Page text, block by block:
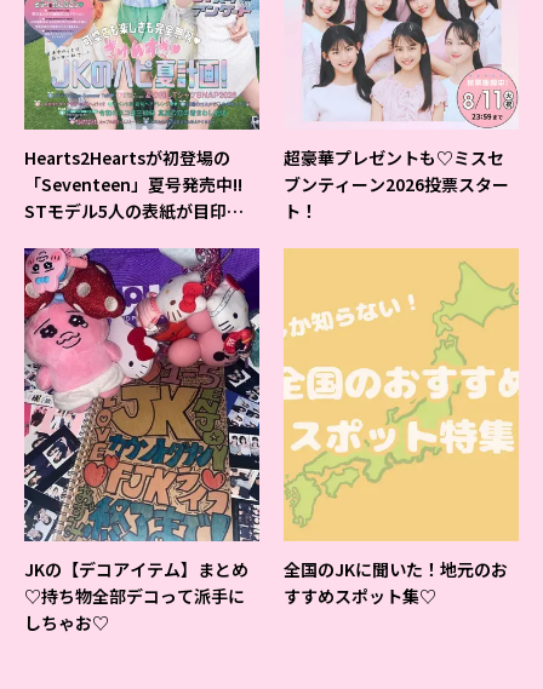
Hearts2Heartsが初登場の
「Seventeen」夏号発売中!!
STモデル5人の表紙が目印だ
超豪華プレゼントも♡ミスセ
ブンティーン2026投票スター
ト！
JKの【デコアイテム】まとめ
♡持ち物全部デコって派手に
しちゃお♡
全国のJKに聞いた！地元のお
すすめスポット集♡